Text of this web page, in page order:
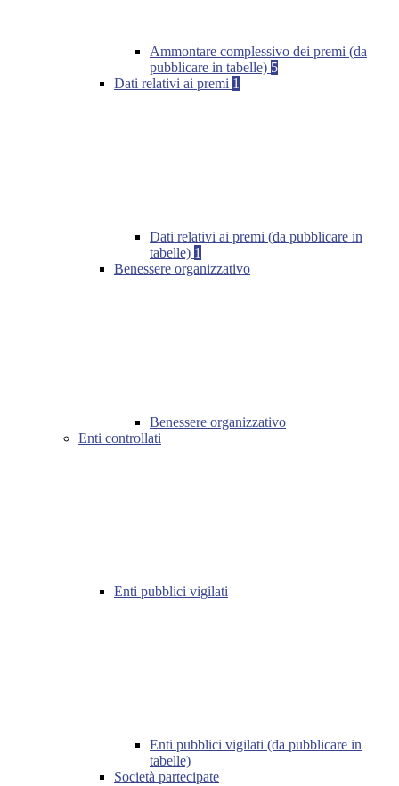
Ammontare complessivo dei premi (da
pubblicare in tabelle) 5
Dati relativi ai premi 1
Dati relativi ai premi (da pubblicare in
tabelle) 1
Benessere organizzativo
Benessere organizzativo
Enti controllati
Enti pubblici vigilati
Enti pubblici vigilati (da pubblicare in
tabelle)
Società partecipate